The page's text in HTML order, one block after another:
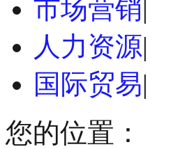
市场营销|
人力资源|
国际贸易|
您的位置：